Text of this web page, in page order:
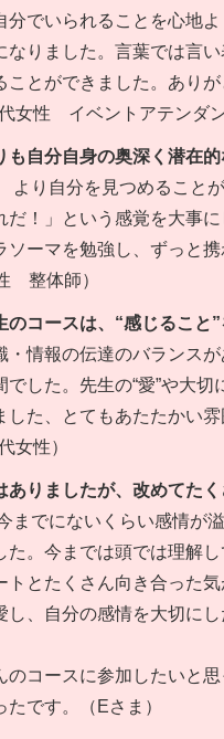
分でいられることを心地
なりました。言葉では言
ことができました。あり
女性 イベントアテンダン
も自分自身の奥深く潜在
より自分を見つめること
だ！」という感覚を大事
ソーマを勉強し、ずっと携
整体師）
のコースは、“感じること”
・情報の伝達のバランス
でした。先生の“愛”や大切
した、とてもあたたかい
女性）
ありましたが、改めてた
までにないくらい感情が
た。今までは頭では理解
トとたくさん向き合った
し、自分の感情を大切に
のコースに参加したいと
たです。（Eさま）